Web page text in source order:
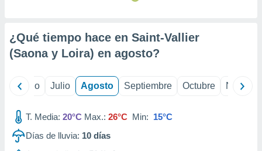
1199
¿Qué tiempo hace en Saint-Vallier
(Saona y Loira) en agosto?
Junio Julio Agosto Septiembre Octubre
T. Media: 20°C Max.: 26°C Min: 15°C
Días de lluvia: 10 días